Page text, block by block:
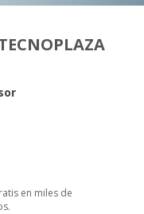
en miles de